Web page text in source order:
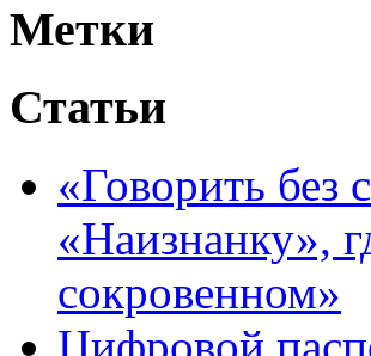
Метки
Статьи
«Говорить без
«Наизнанку»,
сокровенном»